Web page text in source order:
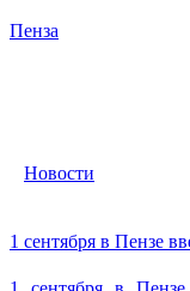
Пенза
Новости
1 сентября в Пензе